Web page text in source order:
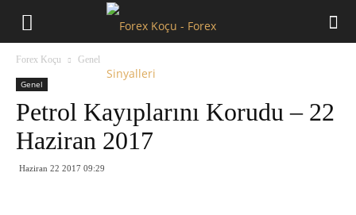
Forex Koçu Genel
Genel
Petrol Kayıplarını Korudu – 22
Haziran 2017
Haziran 22 2017 09:29